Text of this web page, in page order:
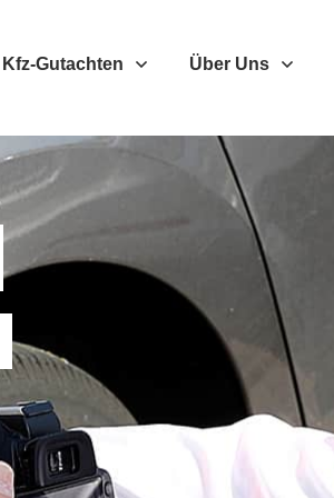
Kfz-Gutachten Über Uns